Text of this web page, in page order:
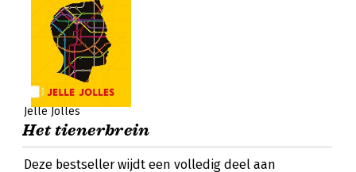
Jelle Jolles
Het tienerbrein
Deze bestseller wijdt een volledig deel aan